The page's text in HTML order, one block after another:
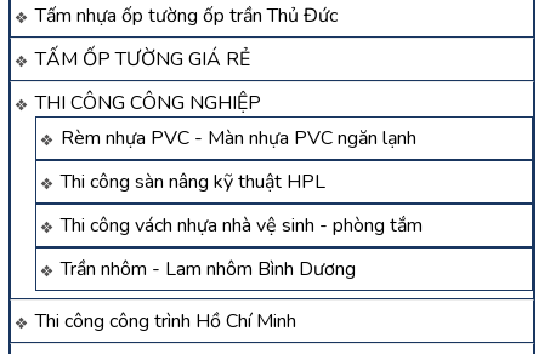
Tấm nhựa ốp tường ốp trần Thủ Đức
TẤM ỐP TƯỜNG GIÁ RẺ
THI CÔNG CÔNG NGHIỆP
Rèm nhựa PVC - Màn nhựa PVC ngăn lạnh
Thi công sàn nâng kỹ thuật HPL
Thi công vách nhựa nhà vệ sinh - phòng tắm
Trần nhôm - Lam nhôm Bình Dương
Thi công công trình Hồ Chí Minh